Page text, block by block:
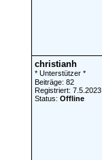
christianh
* Unterstützer *
Beiträge: 82
Registriert: 7.5.2023
Status: Offline